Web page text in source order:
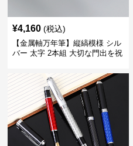
¥4,160 (税込)
【金属軸万年筆】縦縞模様 シル
バー 太字 2本組 大切な門出を祝
ト